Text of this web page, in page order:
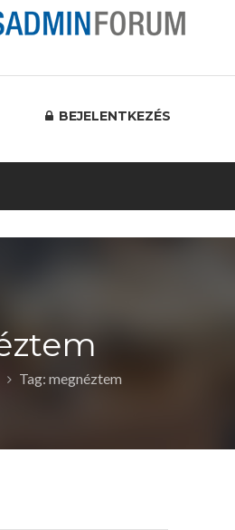
BEJELENTKEZÉS
Tag: megnéztem